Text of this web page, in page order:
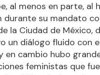
al menos en parte, al
durante su mandato
la Ciudad de México,
un diálogo fluido con
en cambio hubo
feministas que